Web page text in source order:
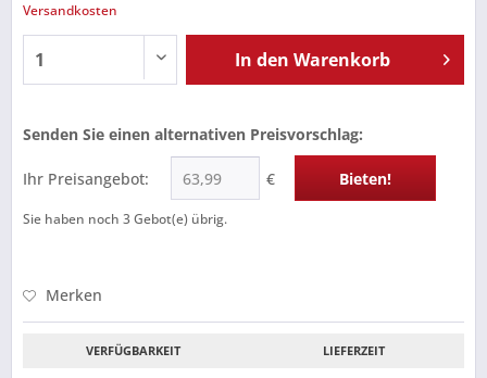
Versandkosten
In den Warenkorb
Senden Sie einen alternativen Preisvorschlag:
Ihr Preisangebot: € Bieten!
Sie haben noch 3Gebot(e) übrig.
Merken
VERFÜGBARKEIT LIEFERZEIT